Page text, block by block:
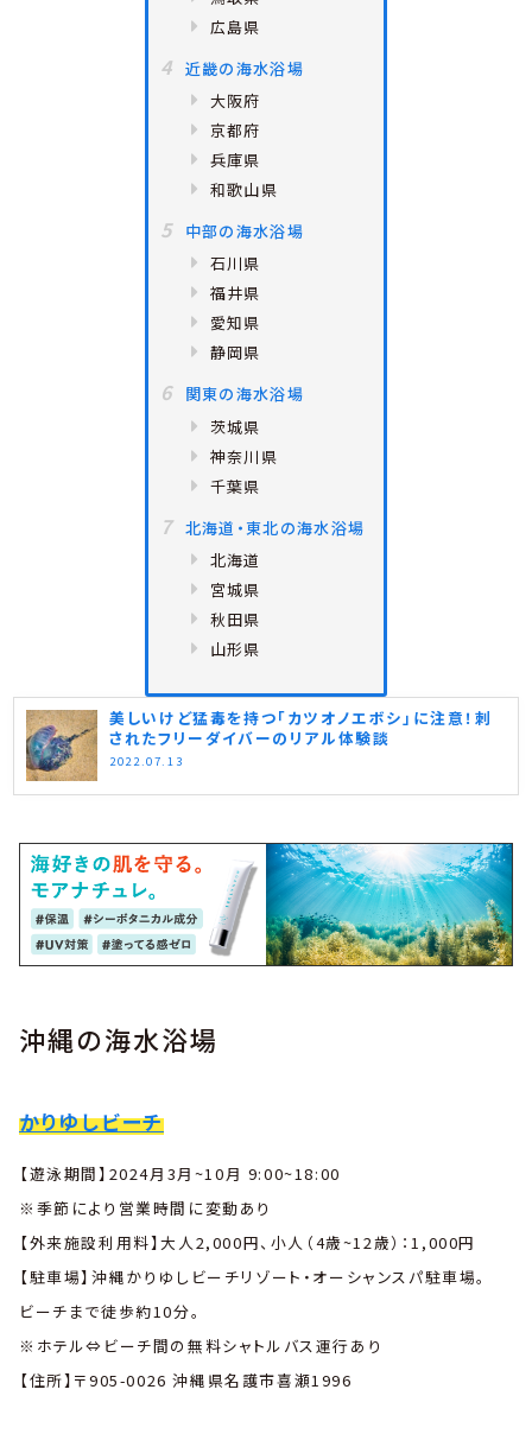
広島県
近畿の海水浴場
大阪府
京都府
兵庫県
和歌山県
中部の海水浴場
石川県
福井県
愛知県
静岡県
関東の海水浴場
茨城県
神奈川県
千葉県
北海道・東北の海水浴場
北海道
宮城県
秋田県
山形県
美しいけど猛毒を持つ「カツオノエボシ」に注意！刺
されたフリーダイバーのリアル体験談
2022.07.13
沖縄の海水浴場
かりゆしビーチ
【遊泳期間】2024月3月~10月 9:00~18:00
※季節により営業時間に変動あり
【外来施設利用料】大人2,000円、小人（4歳~12歳）：1,000円
【駐車場】沖縄かりゆしビーチリゾート・オーシャンスパ駐車場。
ビーチまで徒歩約10分。
※ホテル⇔ビーチ間の無料シャトルバス運行あり
【住所】〒905-0026 沖縄県名護市喜瀬1996